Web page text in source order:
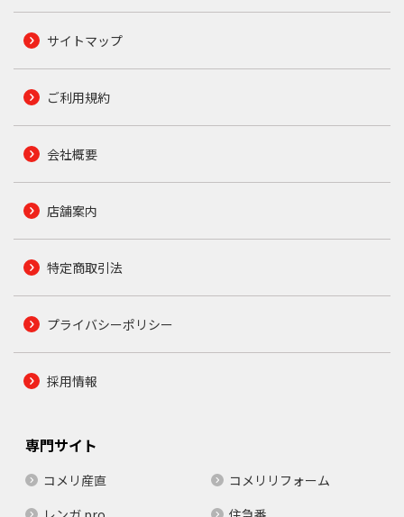
サイトマップ
ご利用規約
会社概要
店舗案内
特定商取引法
プライバシーポリシー
採用情報
専門サイト
コメリ産直
コメリリフォーム